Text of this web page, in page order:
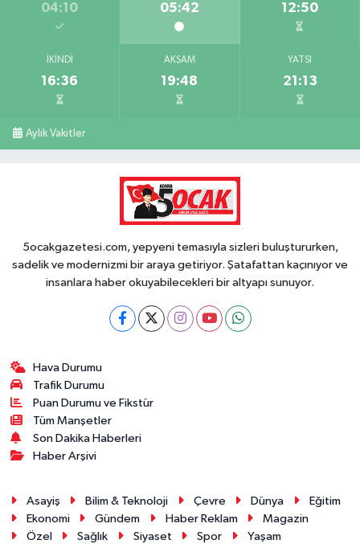
04:10 05:42 12:50
İKINDI
16:36
AKŞAM
19:48
YATSI
21:13
Aylık Vakitler
5ocakgazetesi.com, yepyeni temasıyla sizleri buluştururken,
sadelik ve modernizmi bir araya getiriyor. Şatafattan kaçınıyor ve
insanlara haber okuyabilecekleri bir altyapı sunuyor.
Hava Durumu
Trafik Durumu
Puan Durumu ve Fikstür
Tüm Manşetler
Son Dakika Haberleri
Haber Arşivi
Asayiş Bilim & Teknoloji Çevre Dünya
Eğitim
Ekonomi
Gündem Haber Reklam
Magazin
Özel
Sağlık Siyaset Spor Yaşam